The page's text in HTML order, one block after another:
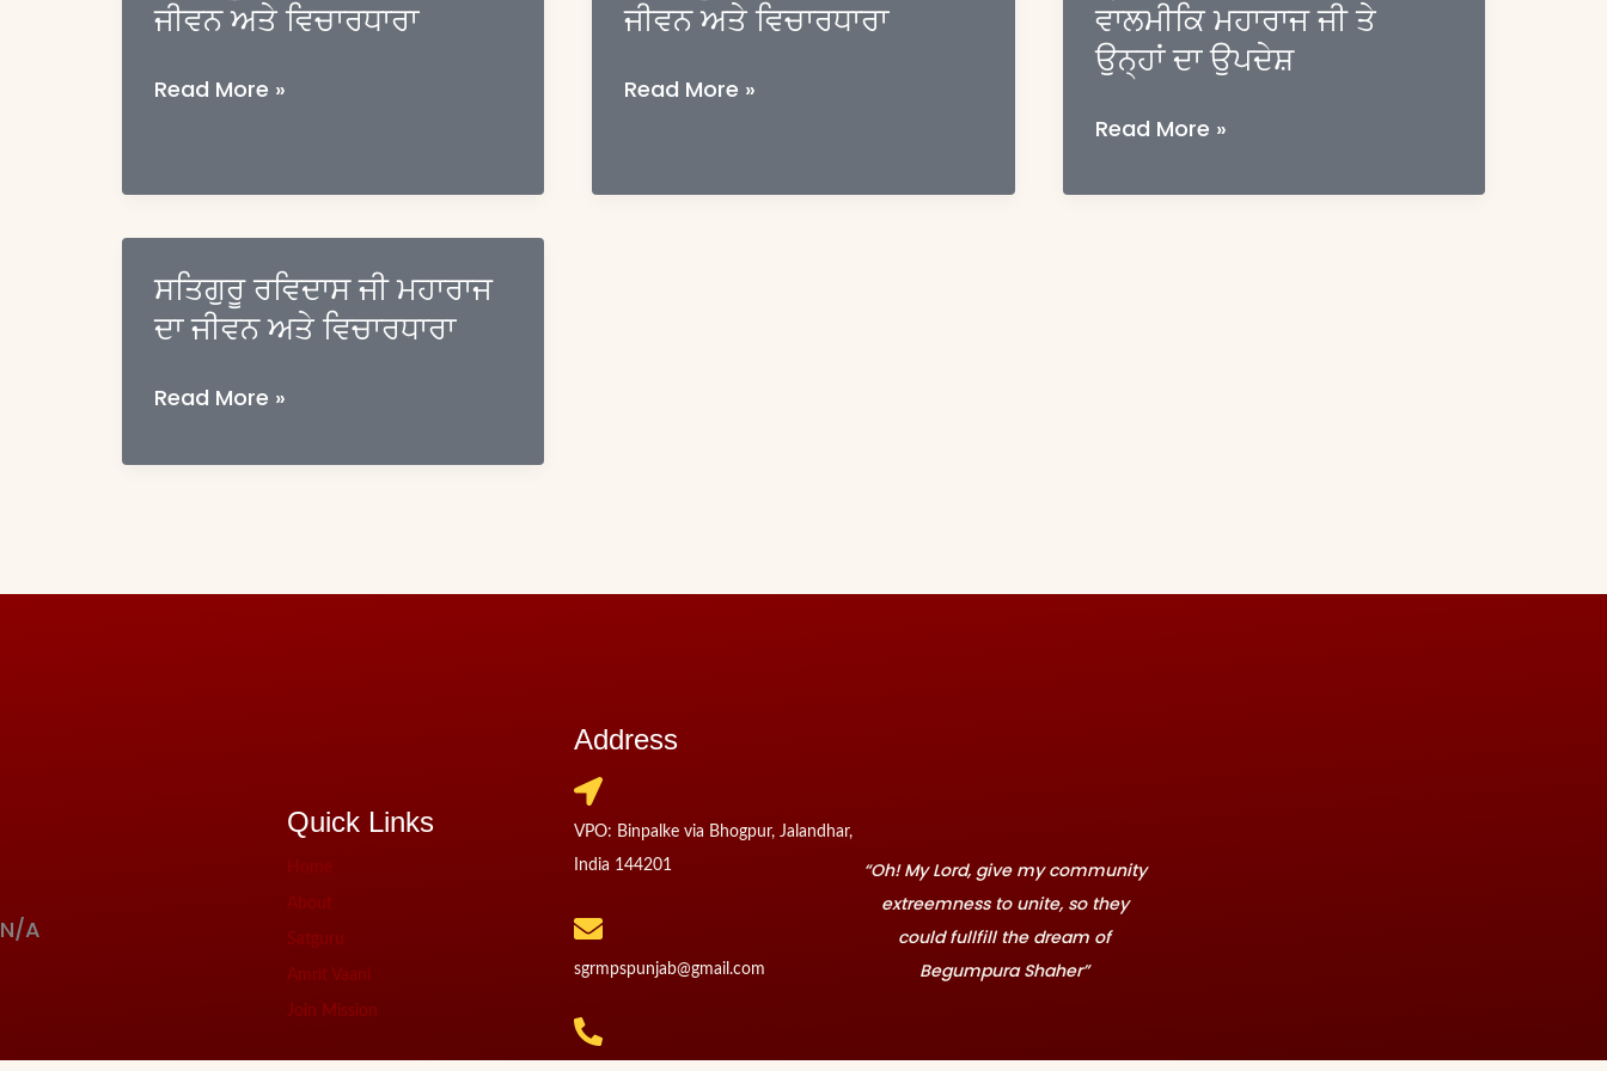
ਜੀਵਨ
ਵਿਚਾਰਧਾਰਾ
ਅਤੇ
ਵਿਚਾਰਧਾਰਾ
ਜੀਵਨ ਅਤੇ ਵਿਚਾਰਧਾਰਾ
ਸਤਿਗੁਰੂ
ਮਹਾਰਾਜ
ਅਤੇ
ਵਿਚਾਰਧਾਰਾ
Read More »
ਜੀਵਨ ਅਤੇ ਵਿਚਾਰਧਾਰਾ
ਸਤਿਗੁਰੂ
ਮਹਾਰਾਜ
Read More »
ਵਾਲਮੀਕਿ ਮਹਾਰਾਜ ਜੀ ਤੇ
ਉਨ੍ਹਾਂ ਦਾ ਉਪਦੇਸ਼
ਤ੍ਰੈਕਾਲਦਰਸ਼ੀ
ਵਾਲਮੀਕਿ
Read More »
ਸਤਿਗੁਰੂ ਰਵਿਦਾਸ ਜੀ ਮਹਾਰਾਜ
ਦਾ ਜੀਵਨ ਅਤੇ ਵਿਚਾਰਧਾਰਾ
ਸਤਿਗੁਰੂ
ਜੀ
ਅਤੇ
Read More »
N/A
Quick Links
Home
About
Satguru
Amrit Vaani
Join Mission
Address
VPO: Binpalke via Bhogpur, Jalandhar,
India 144201
sgrmpspunjab@gmail.com
“Oh! My Lord, give my community
extreemness to unite, so they
could fullfill the dream of
Begumpura Shaher”